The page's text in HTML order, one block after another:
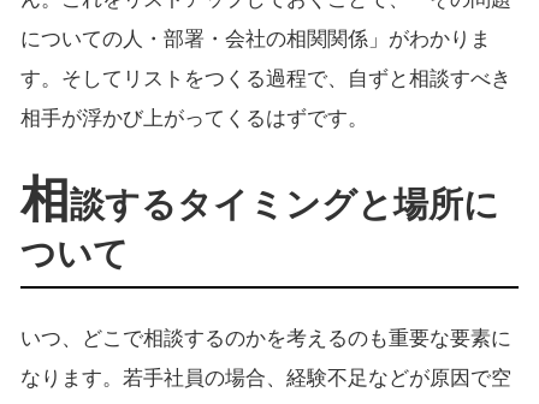
についての人・部署・会社の相関関係」がわかりま
す。そしてリストをつくる過程で、自ずと相談すべき
相手が浮かび上がってくるはずです。
相談するタイミングと場所に
ついて
いつ、どこで相談するのかを考えるのも重要な要素に
なります。若手社員の場合、経験不足などが原因で空